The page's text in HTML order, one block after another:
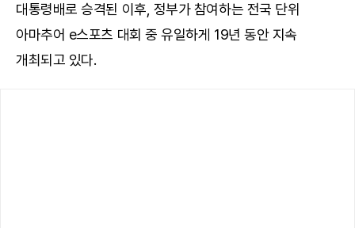
대통령배로 승격된 이후, 정부가 참여하는 전국 단위
아마추어 e스포츠 대회 중 유일하게 19년 동안 지속
개최되고 있다.